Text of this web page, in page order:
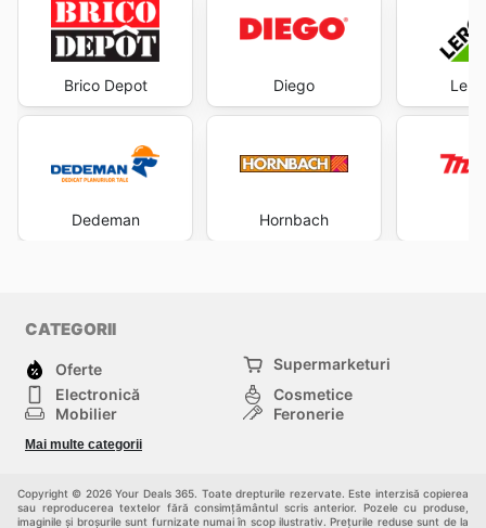
Brico Depot
Dedeman
Diego
Hornbach
CATEGORII
Oferte
Supermarketuri
Electronică
Cosmetice
Mobilier
Feronerie
Copii
Mai multe categorii
Copyright © 2026 Your Deals 365. Toate drepturile rezervate. Este interzisă copierea
sau reproducerea textelor fără consimțământul scris anterior. Pozele cu produse,
imaginile și broșurile sunt furnizate numai în scop ilustrativ. Prețurile reduse sunt de la